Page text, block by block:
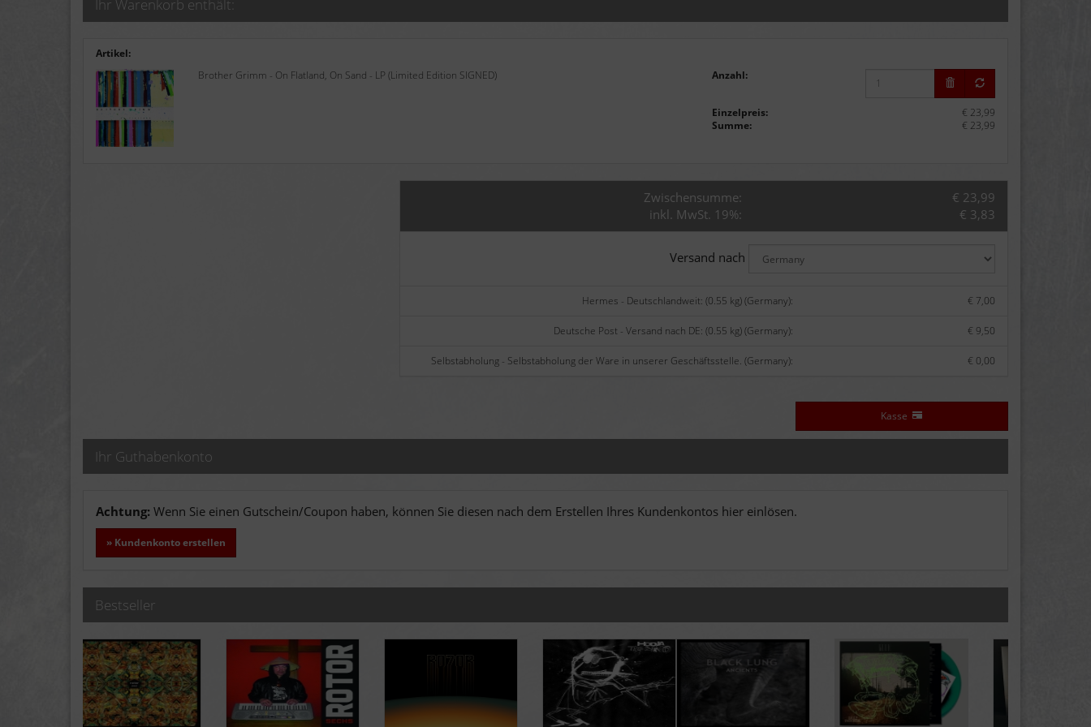
Ihr Warenkorb enthält:
Artikel:
Brother Grimm - On Flatland, On Sand - LP (Limited Edition SIGNED)
Anzahl:
Einzelpreis:
€ 23,99
Summe:
€ 23,99
Zwischensumme:
€ 23,99
inkl. MwSt. 19%:
€ 3,83
Versand nach
Hermes - Deutschlandweit: (0.55 kg) (Germany): € 7,00
Deutsche Post - Versand nach DE: (0.55 kg) (Germany): € 9,50
Selbstabholung - Selbstabholung der Ware in unserer Geschäftsstelle. (Germany): € 0,00
Kasse
Ihr Guthabenkonto
Achtung: Wenn Sie einen Gutschein/Coupon haben, können Sie diesen nach dem Erstellen Ihres Kundenkontos hier einlösen.
» Kundenkonto erstellen
Bestseller